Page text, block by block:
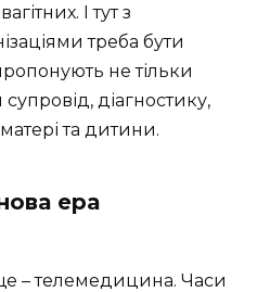
І тут з
треба бути
не тільки
супровід, діагностику,
та дитини.
ера
– телемедицина. Часи